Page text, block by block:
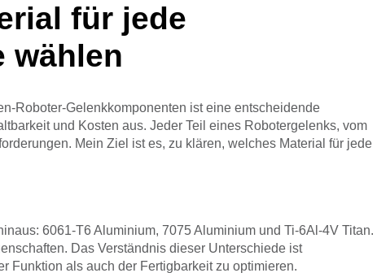
für jede
wählen
Roboter-Gelenkkomponenten ist eine entscheidende
und Kosten aus. Jeder Teil eines Robotergelenks, vom
Mein Ziel ist es, zu klären, welches Material für jede
6061-T6 Aluminium, 7075 Aluminium und Ti-6Al-4V Titan.
Das Verständnis dieser Unterschiede ist
Funktion als auch der Fertigbarkeit zu optimieren.